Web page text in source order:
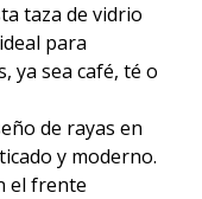
taza de vidrio
para
ya sea café, té o
de rayas en
y moderno.
el frente